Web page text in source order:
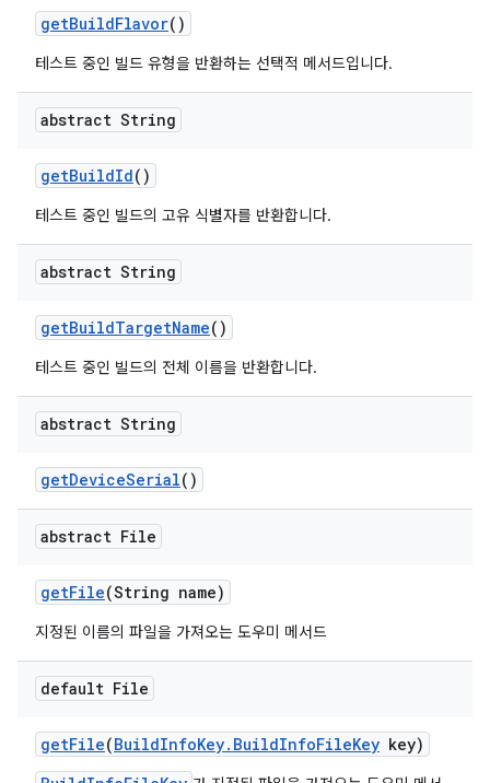
getBuildFlavor()
테스트 중인 빌드 유형을 반환하는 선택적 메서드입니다.
abstract String
getBuildId()
테스트 중인 빌드의 고유 식별자를 반환합니다.
abstract String
getBuildTargetName()
테스트 중인 빌드의 전체 이름을 반환합니다.
abstract String
getDeviceSerial()
abstract File
getFile(String name)
지정된 이름의 파일을 가져오는 도우미 메서드
default File
getFile(BuildInfoKey. BuildInfoFileKey key)